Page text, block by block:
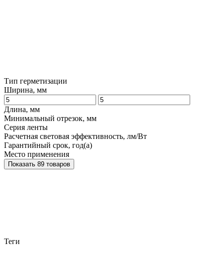
Тип герметизации
Ширина, мм
Длина, мм
Минимальный отрезок, мм
Серия ленты
Расчетная световая эффективность, лм/Вт
Гарантийный срок, год(а)
Место применения
Показать 89 товаров
Теги